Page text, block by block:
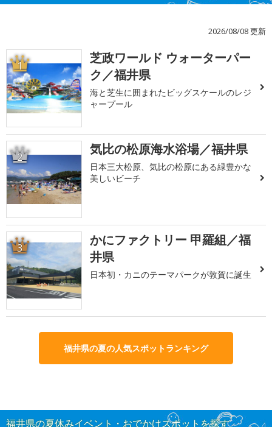
2026/08/08 更新
1
芝政ワールド ウォーターパー
ク／福井県
海と芝生に囲まれたビッグスケールのレジ
ャープール
2 気比の松原海水浴場／福井県
日本三大松原、気比の松原にある緑豊かな
美しいビーチ
3
かにファクトリー 甲羅組／福
井県
日本初・カニのテーマパークが敦賀に誕生
福井県の夏の人気スポットランキング
福井県の夏休みイベント・おでかけスポットを探す